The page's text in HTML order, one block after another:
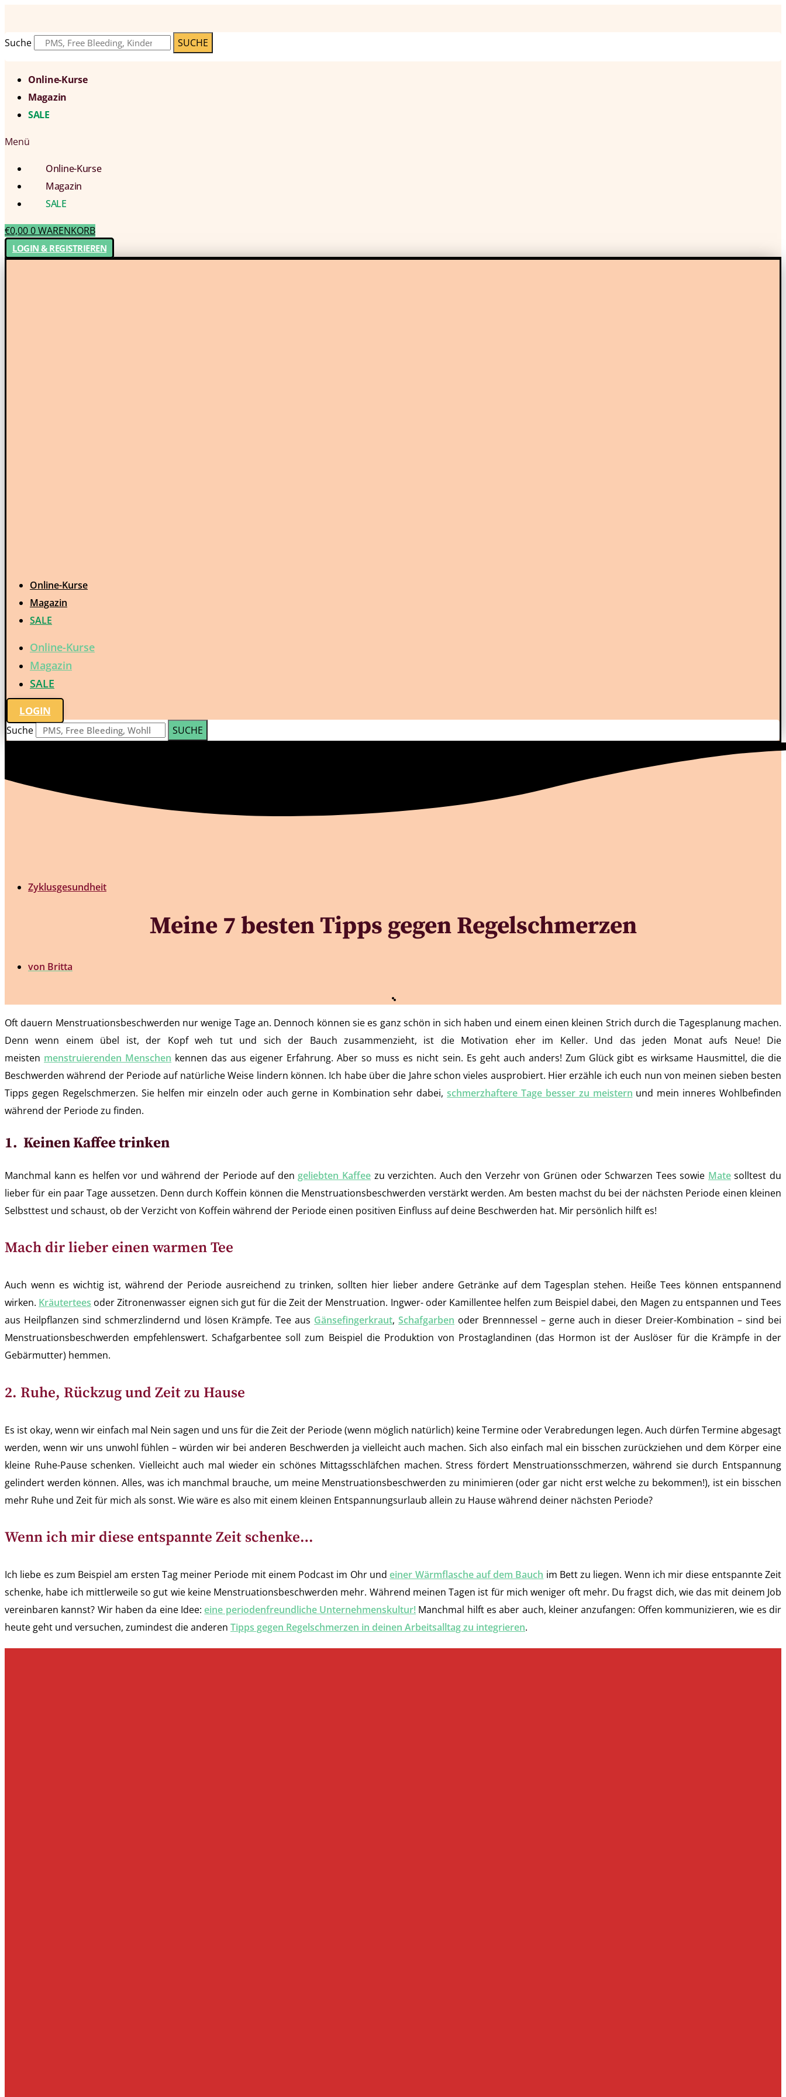
Suche SUCHE
Online-Kurse
Magazin
SALE
Menü
Online-Kurse
Magazin
SALE
€0,000WARENKORB
LOGIN & REGISTRIEREN
Online-Kurse
Magazin
SALE
Online-Kurse
Magazin
SALE
LOGIN
Suche SUCHE
Zyklusgesundheit
Meine 7 besten Tipps gegen Regelschmerzen
von Britta
Oft dauern Menstruationsbeschwerden nur wenige Tage an. Dennoch können sie es ganz schön in sich haben und einem einen kleinen Strich durch die Tagesplanung machen.
Denn wenn einem übel ist, der Kopf weh tut und sich der Bauch zusammenzieht, ist die Motivation eher im Keller. Und das jeden Monat aufs Neue! Die
meisten menstruierenden Menschen kennen das aus eigener Erfahrung. Aber so muss es nicht sein. Es geht auch anders! Zum Glück gibt es wirksame Hausmittel, die die
Beschwerden während der Periode auf natürliche Weise lindern können. Ich habe über die Jahre schon vieles ausprobiert. Hier erzähle ich euch nun von meinen sieben besten
Tipps gegen Regelschmerzen. Sie helfen mir einzeln oder auch gerne in Kombination sehr dabei,schmerzhaftere Tage besser zu meistern und mein inneres Wohlbefinden
während der Periode zu finden.
1. Keinen Kaffee trinken
Manchmal kann es helfen vor und während der Periode auf den geliebten Kaffeezu verzichten. Auch den Verzehr von Grünen oder Schwarzen Tees sowie Matesolltest du
lieber für ein paar Tage aussetzen. Denn durch Koffein können die Menstruationsbeschwerden verstärkt werden. Am besten machst du bei der nächsten Periode einen kleinen
Selbsttest und schaust, ob der Verzicht von Koffein während der Periode einen positiven Einfluss auf deine Beschwerden hat. Mir persönlich hilft es!
Mach dir lieber einen warmen Tee
Auch wenn es wichtig ist, während der Periode ausreichend zu trinken, sollten hier lieber andere Getränke auf dem Tagesplan stehen. Heiße Tees können entspannend
wirken. Kräutertees oder Zitronenwasser eignen sich gut für die Zeit der Menstruation. Ingwer- oder Kamillentee helfen zum Beispiel dabei, den Magen zu entspannen und Tees
aus Heilpflanzen sind schmerzlindernd und lösen Krämpfe. Tee aus Gänsefingerkraut,Schafgarben oder Brennnessel – gerne auch in dieser Dreier-Kombination – sind bei
Menstruationsbeschwerden empfehlenswert. Schafgarbentee soll zum Beispiel die Produktion von Prostaglandinen (das Hormon ist der Auslöser für die Krämpfe in der
Gebärmutter) hemmen.
2. Ruhe, Rückzug und Zeit zu Hause
Es ist okay, wenn wir einfach mal Nein sagen und uns für die Zeit der Periode (wenn möglich natürlich) keine Termine oder Verabredungen legen. Auch dürfen Termine abgesagt
werden, wenn wir uns unwohl fühlen – würden wir bei anderen Beschwerden ja vielleicht auch machen. Sich also einfach mal ein bisschen zurückziehen und dem Körper eine
kleine Ruhe-Pause schenken. Vielleicht auch mal wieder ein schönes Mittagsschläfchen machen. Stress fördert Menstruationsschmerzen, während sie durch Entspannung
gelindert werden können. Alles, was ich manchmal brauche, um meine Menstruationsbeschwerden zu minimieren (oder gar nicht erst welche zu bekommen!), ist ein bisschen
mehr Ruhe und Zeit für mich als sonst. Wie wäre es also mit einem kleinen Entspannungsurlaub allein zu Hause während deiner nächsten Periode?
Wenn ich mir diese entspannte Zeit schenke…
Ich liebe es zum Beispiel am ersten Tag meiner Periode mit einem Podcast im Ohr undeiner Wärmflasche auf dem Bauch im Bett zu liegen. Wenn ich mir diese entspannte Zeit
schenke, habe ich mittlerweile so gut wie keine Menstruationsbeschwerden mehr. Während meinen Tagen ist für mich weniger oft mehr. Du fragst dich, wie das mit deinem Job
vereinbaren kannst? Wir haben da eine Idee:eine periodenfreundliche Unternehmenskultur! Manchmal hilft es aber auch, kleiner anzufangen: Offen kommunizieren, wie es dir
heute geht und versuchen, zumindest die anderen Tipps gegen Regelschmerzen in deinen Arbeitsalltag zu integrieren.